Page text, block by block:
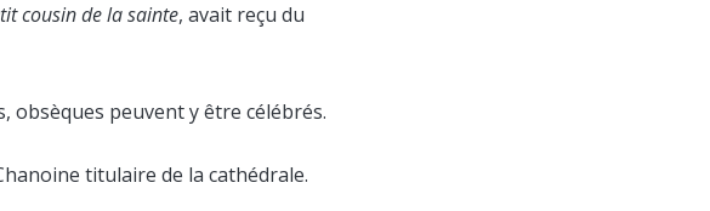
cousin de la sainte, avait reçu du
obsèques peuvent y être célébrés.
titulaire de la cathédrale.